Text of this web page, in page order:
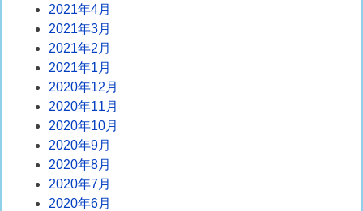
2021年4月
2021年3月
2021年2月
2021年1月
2020年12月
2020年11月
2020年10月
2020年9月
2020年8月
2020年7月
2020年6月